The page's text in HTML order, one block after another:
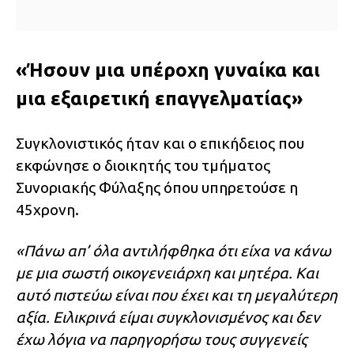
«Ήσουν μια υπέροχη γυναίκα και
μια εξαιρετική επαγγελματίας»
Συγκλονιστικός ήταν και ο επικήδειος που
εκφώνησε ο διοικητής του τμήματος
Συνοριακής Φύλαξης όπου υπηρετούσε η
45χρονη.
«Πάνω απ’ όλα αντιλήφθηκα ότι είχα να κάνω
με μια σωστή οικογενειάρχη και μητέρα. Και
αυτό πιστεύω είναι που έχει και τη μεγαλύτερη
αξία. Ειλικρινά είμαι συγκλονισμένος και δεν
έχω λόγια να παρηγορήσω τους συγγενείς